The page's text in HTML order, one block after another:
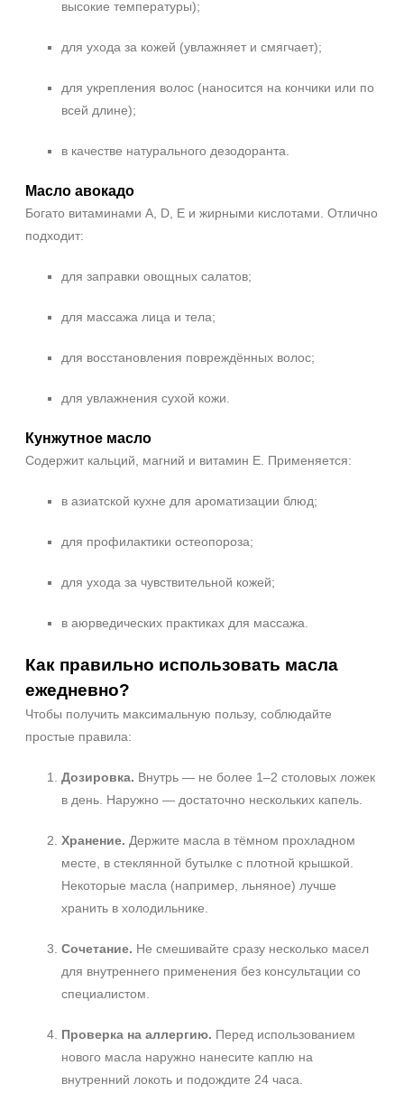
высокие температуры);
для ухода за кожей (увлажняет и смягчает);
для укрепления волос (наносится на кончики или по
всей длине);
в качестве натурального дезодоранта.
Масло авокадо
Богато витаминами A, D, E и жирными кислотами. Отлично
подходит:
для заправки овощных салатов;
для массажа лица и тела;
для восстановления повреждённых волос;
для увлажнения сухой кожи.
Кунжутное масло
Содержит кальций, магний и витамин E. Применяется:
в азиатской кухне для ароматизации блюд;
для профилактики остеопороза;
для ухода за чувствительной кожей;
в аюрведических практиках для массажа.
Как правильно использовать масла
ежедневно?
Чтобы получить максимальную пользу, соблюдайте
простые правила:
Дозировка. Внутрь — не более 1–2 столовых ложек
в день. Наружно — достаточно нескольких капель.
Хранение. Держите масла в тёмном прохладном
месте, в стеклянной бутылке с плотной крышкой.
Некоторые масла (например, льняное) лучше
хранить в холодильнике.
Сочетание. Не смешивайте сразу несколько масел
для внутреннего применения без консультации со
специалистом.
Проверка на аллергию. Перед использованием
нового масла наружно нанесите каплю на
внутренний локоть и подождите 24 часа.
Не показывать предложение о консультации